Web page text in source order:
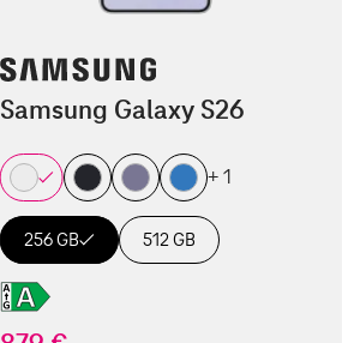
Samsung Galaxy S26
+ 1
256 GB 512 GB